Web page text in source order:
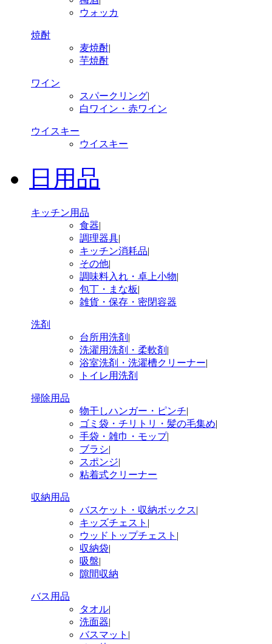
ウォッカ
焼酎
麦焼酎|
芋焼酎
ワイン
スパークリング|
白ワイン・赤ワイン
ウイスキー
ウイスキー
日用品
キッチン用品
食器|
調理器具|
キッチン消耗品|
その他|
調味料入れ・卓上小物|
包丁・まな板|
雑貨・保存・密閉容器
洗剤
台所用洗剤 |
洗濯用洗剤・柔軟剤 |
浴室洗剤・洗濯槽クリーナー|
トイレ用洗剤
掃除用品
物干しハンガー・ピンチ|
ゴミ袋・チリトリ・髪の毛集め|
手袋・雑巾・モップ|
ブラシ|
スポンジ|
粘着式クリーナー
収納用品
バスケット・収納ボックス|
キッズチェスト |
ウッドトップチェスト |
収納袋|
吸盤|
隙間収納
バス用品
タオル|
洗面器|
バスマット |